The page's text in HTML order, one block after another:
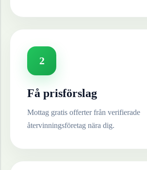
2
Få prisförslag
Mottag gratis offerter från verifierade
återvinningsföretag nära dig.